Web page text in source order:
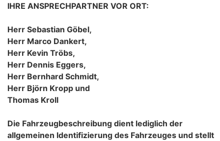
IHRE ANSPRECHPARTNER VOR ORT:
Herr Sebastian Göbel,
Herr Marco Dankert,
Herr Kevin Tröbs,
Herr Dennis Eggers,
Herr Bernhard Schmidt,
Herr Björn Kropp und
Thomas Kroll
Die Fahrzeugbeschreibung dient lediglich der
allgemeinen Identifizierung des Fahrzeuges und stellt